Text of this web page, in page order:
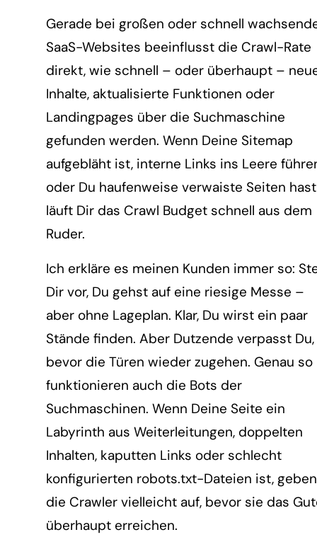
Gerade bei großen oder schnell
SaaS-Websites beeinflusst die Crawl-Rate
direkt, wie schnell – oder überhaupt –
Inhalte, aktualisierte Funktionen oder
Landingpages über die Suchmaschine
gefunden werden. Wenn Deine Sitemap
aufgebläht ist, interne Links ins Leere
oder Du haufenweise verwaiste Seiten
läuft Dir das Crawl Budget schnell aus dem
Ruder.
Ich erkläre es meinen Kunden immer so:
Dir vor, Du gehst auf eine riesige Messe –
aber ohne Lageplan. Klar, Du wirst ein paar
Stände finden. Aber Dutzende verpasst Du,
bevor die Türen wieder zugehen. Genau so
funktionieren auch die Bots der
Suchmaschinen. Wenn Deine Seite ein
Labyrinth aus Weiterleitungen, doppelten
Inhalten, kaputten Links oder schlecht
konfigurierten robots.txt-Dateien ist, geben
die Crawler vielleicht auf, bevor sie das
überhaupt erreichen.